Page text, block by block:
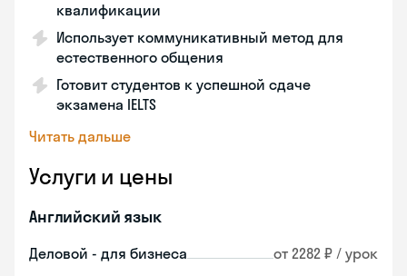
квалификации
Использует коммуникативный метод для
естественного общения
Готовит студентов к успешной сдаче
экзамена IELTS
Читать дальше
Услуги и цены
Английский язык
Деловой - для бизнеса от 2282 ₽ / урок